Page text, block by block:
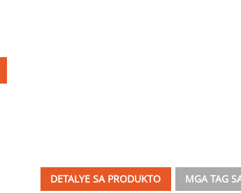
DETALYE SA PRODUKTO MGA TAG